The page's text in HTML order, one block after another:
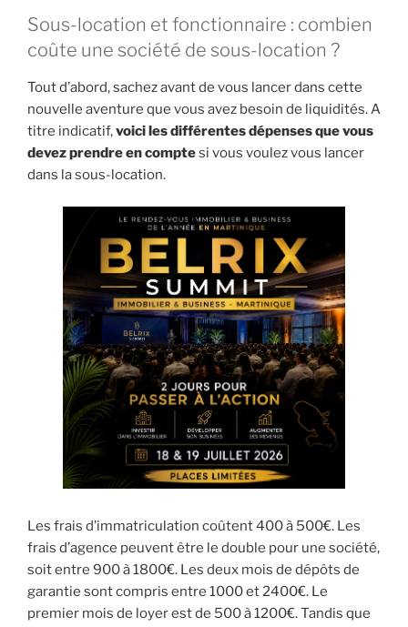
Sous-location et fonctionnaire : combien
coûte une société de sous-location ?
Tout d’abord, sachez avant de vous lancer dans cette
nouvelle aventure que vous avez besoin de liquidités. A
titre indicatif,voici les différentes dépenses que vous
devez prendre en comptesi vous voulez vous lancer
dans la sous-location.
Les frais d’immatriculation coûtent 400 à 500€. Les
frais d’agence peuvent être le double pour une société,
soit entre 900 à 1800€. Les deux mois de dépôts de
garantie sont compris entre 1000 et 2400€. Le
premier mois de loyer est de 500 à 1200€. Tandis que